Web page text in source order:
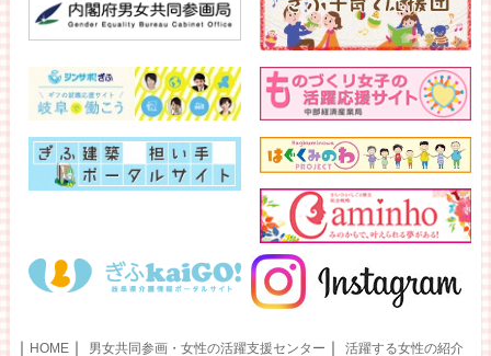
｜ HOME ｜ 男女共同参画・女性の活躍支援センター ｜ 活躍する女性の紹介